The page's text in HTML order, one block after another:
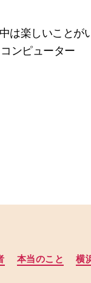
は楽しいことが
コンピューター
本当のこと 横